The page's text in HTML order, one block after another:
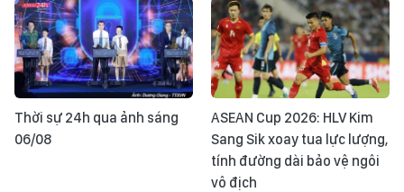
Thời sự 24h qua ảnh sáng
06/08
ASEAN Cup 2026: HLV Kim
Sang Sik xoay tua lực lượng,
tính đường dài bảo vệ ngôi
vô địch